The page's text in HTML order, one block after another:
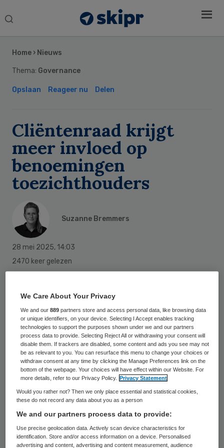
Search
Home › Nieuws
Thema: Governance
Opslaan Reageer nu Delen
Cliëntenraad krijgt
meer invloed op
benoemingen
toezichthouders
Suzanne Bremmers
28 mei 2025, 14:03
2470 keer gelezen
Tweede Kamer ligt, niet meer één
toezichthouder voordragen, maar minimaal
een derde en maximaal de helft van de
commissarissen.
Een motie van Tweede Kamerlid Julian
Bushoff (GroenLinks-PvdA) is aangenomen.
De reden voor deze verandering is dat
Bushoff vindt dat er momenteel teveel
nadruk ligt bij commerciële zorgaanbieders
Sidebar
We Care About Your Privacy
We and our889 partners store and access personal data, like browsing data
or unique identifiers, on your device. Selecting I Accept enables tracking
technologies to support the purposes shown under we and our partners
process data to provide. Selecting Reject All or withdrawing your consent will
disable them. If trackers are disabled, some content and ads you see may not
be as relevant to you. You can resurface this menu to change your choices or
withdraw consent at any time by clicking the Manage Preferences link on the
bottom of the webpage. Your choices will have effect within our Website. For
more details, refer to our Privacy Policy.
Privacy Statement
Would you rather not? Then we only place essential and statistical cookies,
these do not record any data about you as a person
We and our partners process data to provide:
Use precise geolocation data. Actively scan device characteristics for
identification. Store and/or access information on a device. Personalised
advertising and content, advertising and content measurement, audience